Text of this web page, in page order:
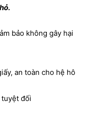
bảo không gây hại
an toàn cho hệ hô
tuyệt đối